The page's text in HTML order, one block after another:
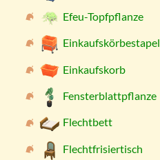
Efeu-Topfpflanze
Einkaufskörbestapel
Einkaufskorb
Fensterblattpflanze
Flechtbett
Flechtfrisiertisch